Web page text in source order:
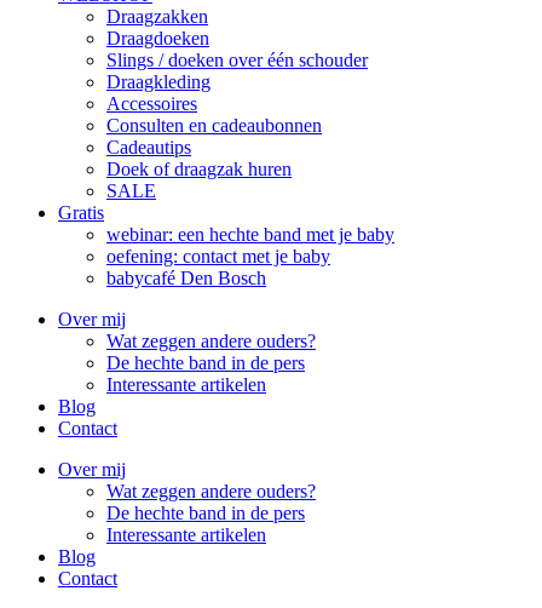
Draagzakken
Draagdoeken
Slings / doeken over één schouder
Draagkleding
Accessoires
Consulten en cadeaubonnen
Cadeautips
Doek of draagzak huren
SALE
Gratis
webinar: een hechte band met je baby
oefening: contact met je baby
babycafé Den Bosch
Over mij
Wat zeggen andere ouders?
De hechte band in de pers
Interessante artikelen
Blog
Contact
Over mij
Wat zeggen andere ouders?
De hechte band in de pers
Interessante artikelen
Blog
Contact